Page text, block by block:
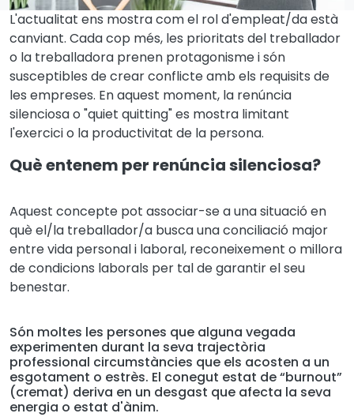
L'actualitat ens mostra com el rol d'empleat/da està
canviant. Cada cop més, les prioritats del treballador
o la treballadora prenen protagonisme i són
susceptibles de crear conflicte amb els requisits de
les empreses. En aquest moment, la renúncia
silenciosa o "quiet quitting" es mostra limitant
l'exercici o la productivitat de la persona.
Què entenem per renúncia silenciosa?
Aquest concepte pot associar-se a una situació en
què el/la treballador/a busca una conciliació major
entre vida personal i laboral, reconeixement o millora
de condicions laborals per tal de garantir el seu
benestar.
Són moltes les persones que alguna vegada
experimenten durant la seva trajectòria
professional circumstàncies que els acosten a un
esgotament o estrès. El conegut estat de “burnout”
(cremat) deriva en un desgast que afecta la seva
energia o estat d'ànim.